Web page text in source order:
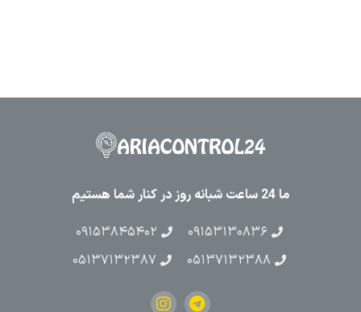
ما 24 ساعت شبانه روز در کنار شما هستیم
۰۹۱۵۳۱۳۰۸۳۶
۰۹۱۵۳۸۴۵۴۰۲
۰۵۱۳۷۱۳۲۳۸۸
۰۵۱۳۷۱۳۲۳۸۷